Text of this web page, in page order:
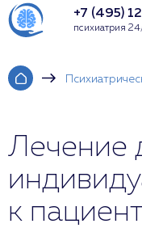
+7 (495)
психиатрия
Лечение
к